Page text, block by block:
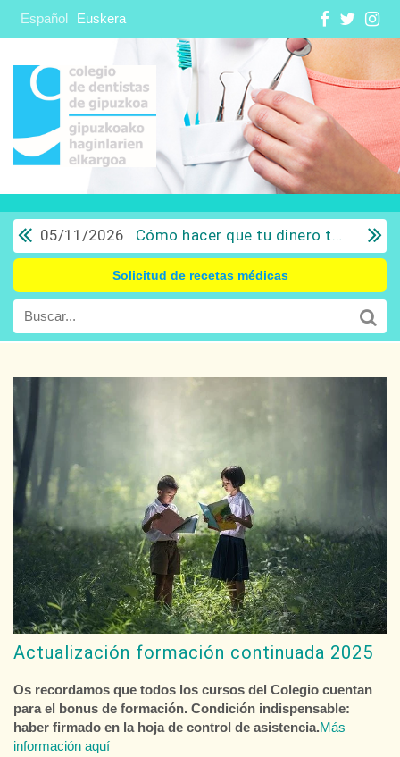
Español Euskera
05/11/2026 Cómo hacer que tu dinero trabaje para ti: Del ahorro a la inversión con sentido común.
Solicitud de recetas médicas
Actualización formación continuada 2025
Os recordamos que todos los cursos del Colegio cuentan
para el bonus de formación. Condición indispensable:
haber firmado en la hoja de control de asistencia.Más
información aquí